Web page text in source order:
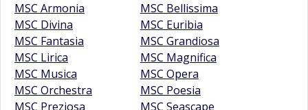
MSC Armonia
MSC Bellissima
MSC Divina
MSC Euribia
MSC Fantasia
MSC Grandiosa
MSC Lirica
MSC Magnifica
MSC Musica
MSC Opera
MSC Orchestra
MSC Poesia
MSC Preziosa
MSC Seascape